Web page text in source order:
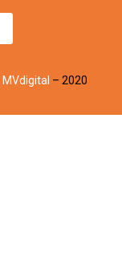
MVdigital – 2020